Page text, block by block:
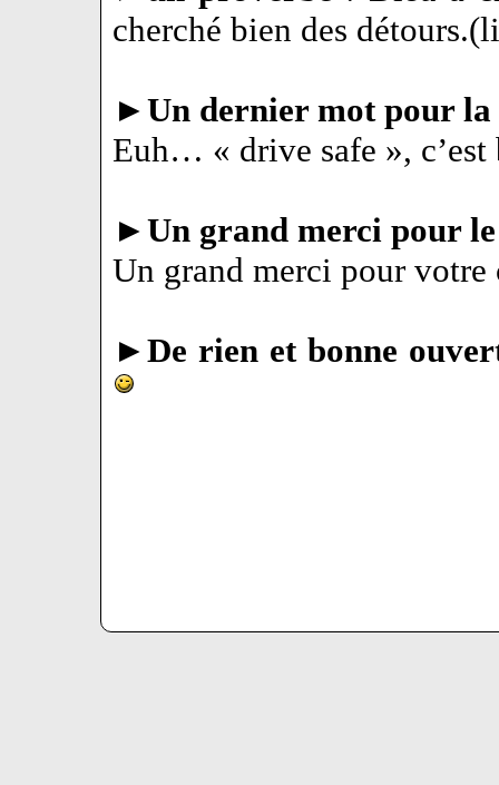
cherché bien des
►Un dernier mot pour la
Euh… « drive safe », c’est
►Un grand merci pour
Un grand merci pour votre
►De rien et bonne